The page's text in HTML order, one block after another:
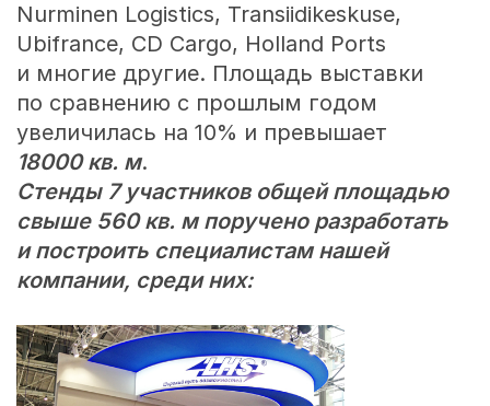
Nurminen Logistics, Transiidikeskuse,
Ubifrance, CD Cargo, Holland Ports
и многие другие. Площадь выставки
по сравнению с прошлым годом
увеличилась на 10% и превышает
18000 кв. м.
Стенды 7 участников общей площадью
свыше 560 кв. м поручено разработать
и построить специалистам нашей
компании, среди них: